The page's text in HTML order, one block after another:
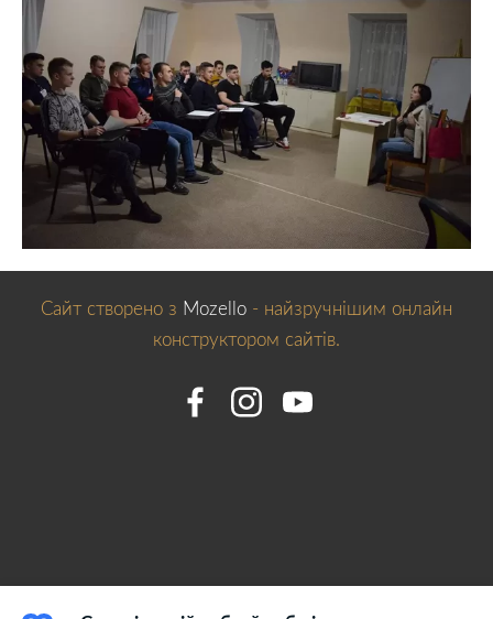
Сайт створено з Mozello - найзручнішим онлайн
конструктором сайтів.